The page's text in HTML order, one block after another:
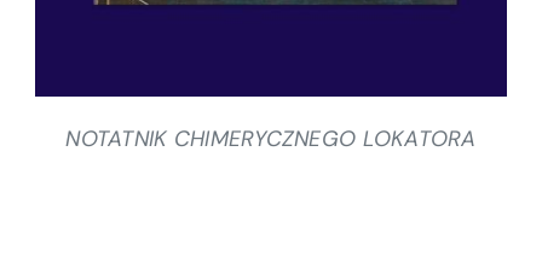
NOTATNIK CHIMERYCZNEGO LOKATORA